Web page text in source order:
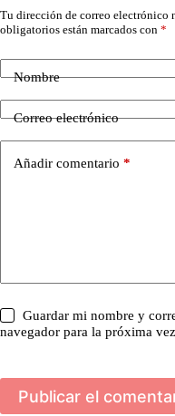
Tu dirección de correo electrónico
obligatorios están marcados con *
Nombre
Correo electrónico
Añadir comentario *
Guardar mi nombre y
navegador para la próxima
Publicar el